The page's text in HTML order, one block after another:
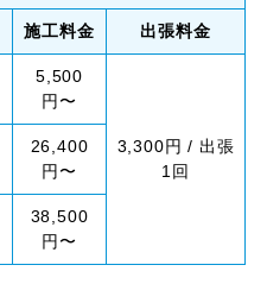
施工料金 出張料金
5,500
円〜
3,300円 / 出張
1回
26,400
円〜
38,500
円〜